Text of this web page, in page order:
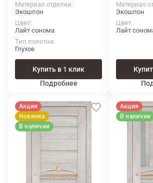
Материал отделки
Экошпон
Цвет
Лайт сонома
Тип полотна
Глухое
Купить в 1 клик
Подробнее
Материал
Экошпон
Цвет
Лайт
Акция
Новинка
В наличии
Акция
В наличии